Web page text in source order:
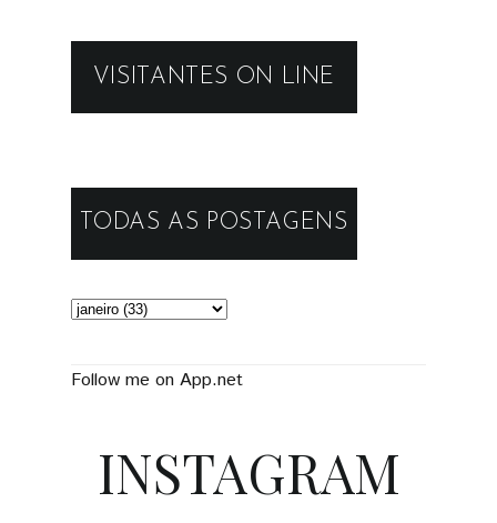
VISITANTES ON LINE
TODAS AS POSTAGENS
Follow me on App.net
INSTAGRAM